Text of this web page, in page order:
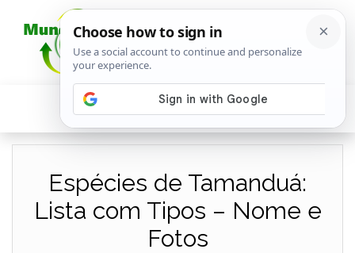
Espécies de Tamanduá:
Lista com Tipos – Nome e
Fotos